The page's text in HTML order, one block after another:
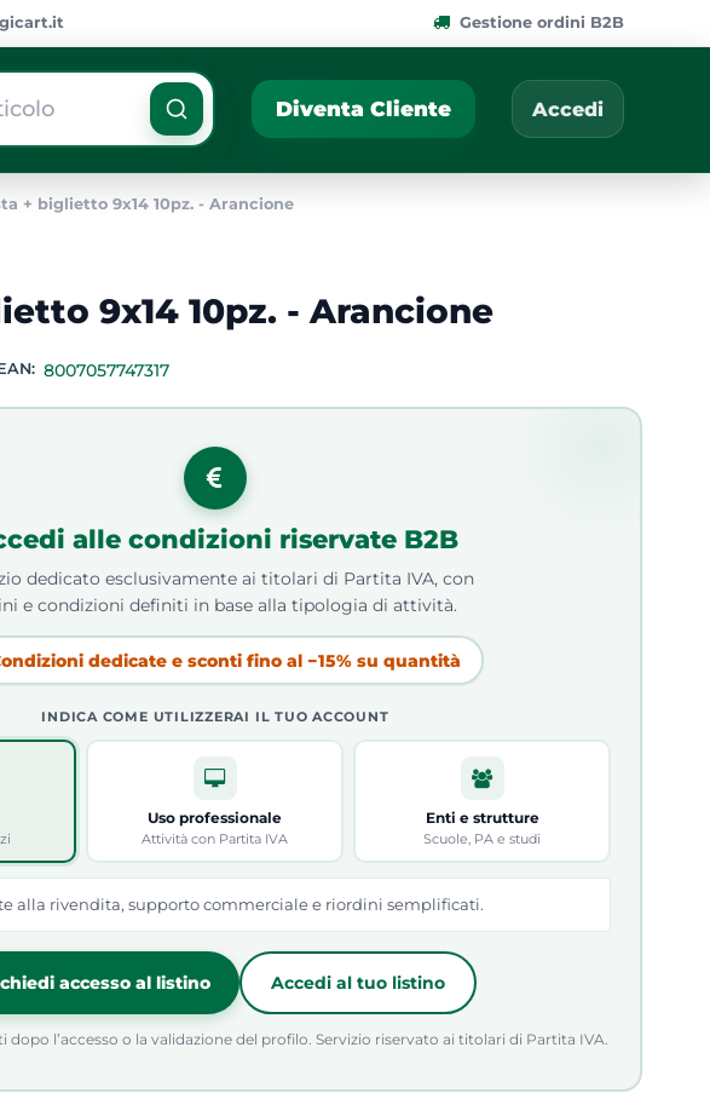
Gestione ordini B2B
gli altri filtri disponibili. Cerca per nome,
Diventa Cliente Accedi
+ biglietto 9x14 10pz. - Arancione
9x14 10pz. - Arancione
8007057747317
alle condizioni riservate B2B
dedicato esclusivamente ai titolari di Partita IVA, con
e condizioni definiti in base alla tipologia di attività.
dedicate e sconti fino al −15% su quantità
INDICA COME UTILIZZERAI IL TUO ACCOUNT
Uso professionale
Attività con Partita IVA
Enti e strutture
Scuole, PA e studi
alla rivendita, supporto commerciale e riordini semplificati.
accesso al listino Accedi al tuo listino
dopo l’accesso o la validazione del profilo. Servizio riservato ai titolari di Partita IVA.